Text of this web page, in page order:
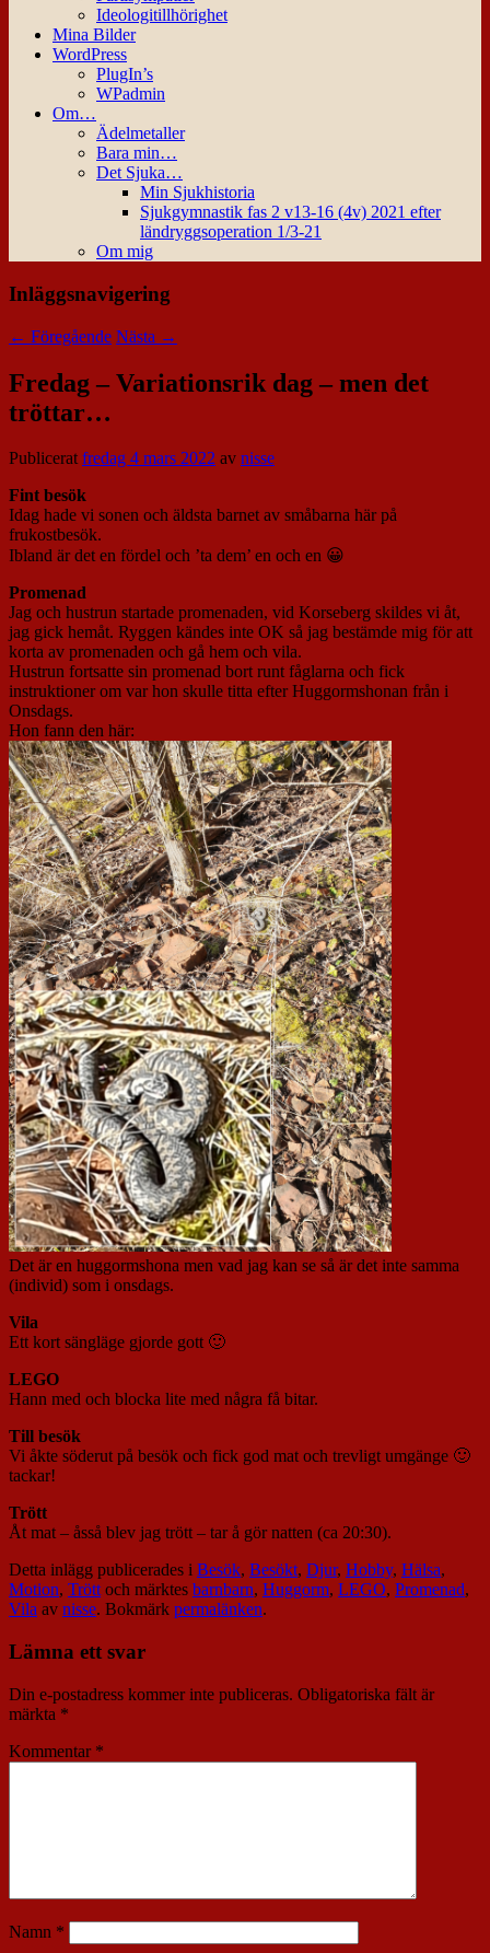
Ideologitillhörighet
Mina Bilder
WordPress
PlugIn’s
WPadmin
Om…
Ädelmetaller
Bara min…
Det Sjuka…
Min Sjukhistoria
Sjukgymnastik fas 2 v13-16 (4v) 2021 efter
ländryggsoperation 1/3-21
Om mig
Inläggsnavigering
← Föregående Nästa →
Fredag – Variationsrik dag – men det
tröttar…
Publiceratfredag 4 mars 2022 av nisse
Fint besök
Idag hade vi sonen och äldsta barnet av småbarna här på
frukostbesök.
Ibland är det en fördel och ’ta dem’ en och en 😀
Promenad
Jag och hustrun startade promenaden, vid Korseberg skildes vi åt,
jag gick hemåt. Ryggen kändes inte OK så jag bestämde mig för att
korta av promenaden och gå hem och vila.
Hustrun fortsatte sin promenad bort runt fåglarna och fick
instruktioner om var hon skulle titta efter Huggormshonan från i
Onsdags.
Hon fann den här:
Det är en huggormshona men vad jag kan se så är det inte samma
(individ) som i onsdags.
Vila
Ett kort sängläge gjorde gott 🙂
LEGO
Hann med och blocka lite med några få bitar.
Till besök
Vi åkte söderut på besök och fick god mat och trevligt umgänge 🙂
tackar!
Trött
Åt mat – åsså blev jag trött – tar å gör natten (ca 20:30).
Detta inlägg publicerades i Besök, Besökt, Djur, Hobby, Hälsa,
Motion, Tröttoch märktes barnbarn, Huggorm, LEGO, Promenad,
Vila av nisse. Bokmärk permalänken.
Lämna ett svar
Din e-postadress kommer inte publiceras. Obligatoriska fält är
märkta *
Kommentar *
Namn *